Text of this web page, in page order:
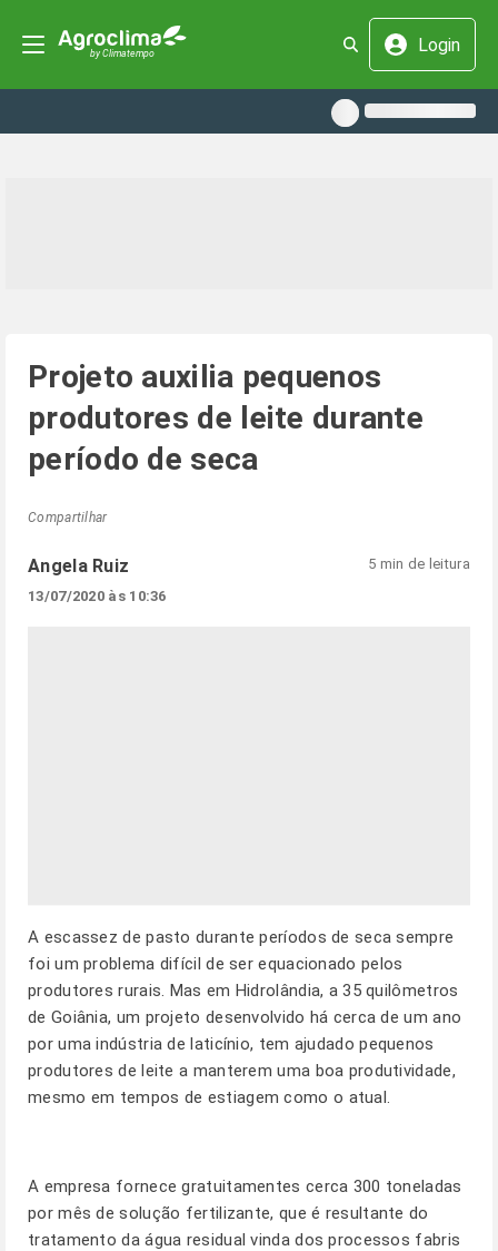
Login
Projeto auxilia pequenos
produtores de leite durante
período de seca
Compartilhar
Angela Ruiz
13/07/2020 às 10:36
5 min de leitura
A escassez de pasto durante períodos de seca sempre
foi um problema difícil de ser equacionado pelos
produtores rurais. Mas em Hidrolândia, a 35 quilômetros
de Goiânia, um projeto desenvolvido há cerca de um ano
por uma indústria de laticínio, tem ajudado pequenos
produtores de leite a manterem uma boa produtividade,
mesmo em tempos de estiagem como o atual.
A empresa fornece gratuitamentes cerca 300 toneladas
por mês de solução fertilizante, que é resultante do
tratamento da água residual vinda dos processos fabris